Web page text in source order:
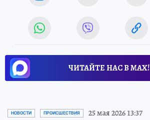
ЧИТАЙТЕ НАС В МАХ!
НОВОСТИ ПРОИСШЕСТВИЯ 25 мая 2026 13:37